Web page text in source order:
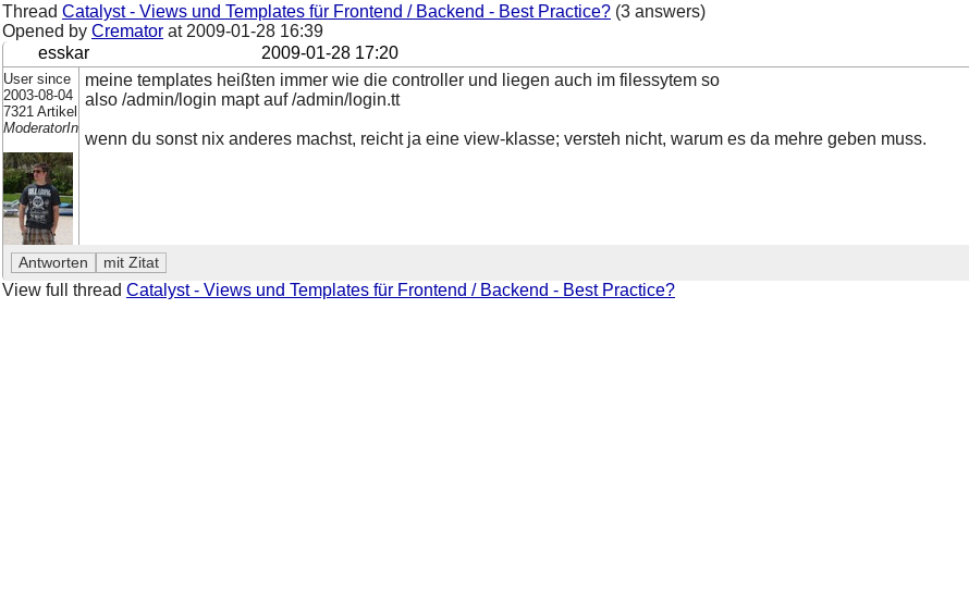
Thread Catalyst - Views und Templates für Frontend / Backend - Best Practice? (3 answers)
Opened by Cremator at 2009-01-28 16:39
esskar
2009-01-28 17:20
User since
2003-08-04
7321 Artikel
ModeratorIn
meine templates heißten immer wie die controller und liegen auch im filessytem so
also /admin/login mapt auf /admin/login.tt
wenn du sonst nix anderes machst, reicht ja eine view-klasse; versteh nicht, warum es da mehre geben muss.
View full thread Catalyst - Views und Templates für Frontend / Backend - Best Practice?